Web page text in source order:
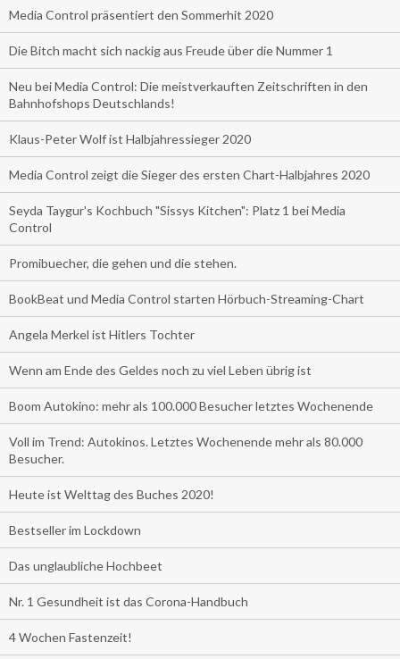
Media Control präsentiert den Sommerhit 2020
Die Bitch macht sich nackig aus Freude über die Nummer 1
Neu bei Media Control: Die meistverkauften Zeitschriften in den
Bahnhofshops Deutschlands!
Klaus-Peter Wolf ist Halbjahressieger 2020
Media Control zeigt die Sieger des ersten Chart-Halbjahres 2020
Seyda Taygur's Kochbuch "Sissys Kitchen": Platz 1 bei Media
Control
Promibuecher, die gehen und die stehen.
BookBeat und Media Control starten Hörbuch-Streaming-Chart
Angela Merkel ist Hitlers Tochter
Wenn am Ende des Geldes noch zu viel Leben übrig ist
Boom Autokino: mehr als 100.000 Besucher letztes Wochenende
Voll im Trend: Autokinos. Letztes Wochenende mehr als 80.000
Besucher.
Heute ist Welttag des Buches 2020!
Bestseller im Lockdown
Das unglaubliche Hochbeet
Nr. 1 Gesundheit ist das Corona-Handbuch
4 Wochen Fastenzeit!